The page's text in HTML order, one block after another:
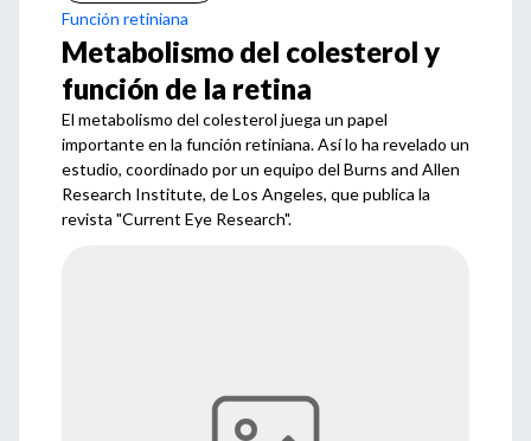
Función retiniana
Metabolismo del colesterol y
función de la retina
El metabolismo del colesterol juega un papel
importante en la función retiniana. Así lo ha revelado un
estudio, coordinado por un equipo del Burns and Allen
Research Institute, de Los Angeles, que publica la
revista "Current Eye Research".